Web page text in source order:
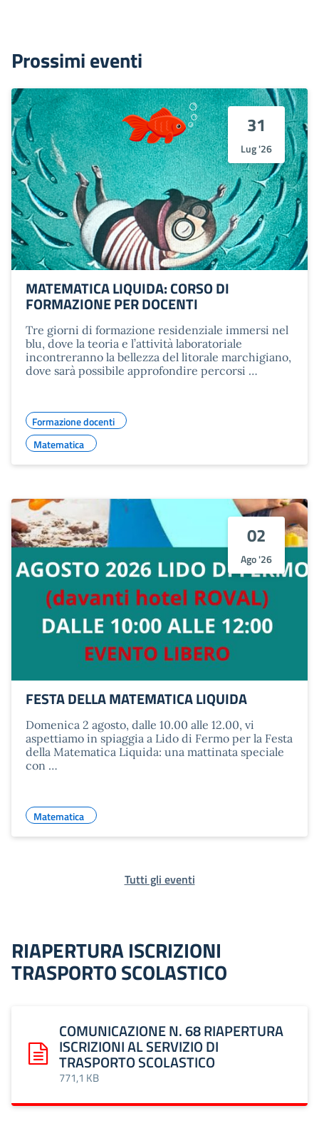
Prossimi eventi
31
Lug '26
MATEMATICA LIQUIDA: CORSO DI
FORMAZIONE PER DOCENTI
Tre giorni di formazione residenziale immersi nel
blu, dove la teoria e l’attività laboratoriale
incontreranno la bellezza del litorale marchigiano,
dove sarà possibile approfondire percorsi …
Formazione docenti
Matematica
02
Ago '26
FESTA DELLA MATEMATICA LIQUIDA
Domenica 2 agosto, dalle 10.00 alle 12.00, vi
aspettiamo in spiaggia a Lido di Fermo per la Festa
della Matematica Liquida: una mattinata speciale
con …
Matematica
Tutti gli eventi
RIAPERTURA ISCRIZIONI
TRASPORTO SCOLASTICO
Scarica: COMUNICAZIONE N. 68 RIAPERTURA ISCRIZIONI
COMUNICAZIONE N. 68 RIAPERTURA
ISCRIZIONI AL SERVIZIO DI
TRASPORTO SCOLASTICO
771,1 KB